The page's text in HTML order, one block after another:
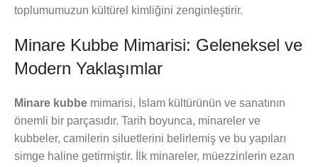
toplumumuzun kültürel kimliğini zenginleştirir.
Minare Kubbe Mimarisi: Geleneksel ve
Modern Yaklaşımlar
Minare kubbe mimarisi, İslam kültürünün ve sanatının
önemli bir parçasıdır. Tarih boyunca, minareler ve
kubbeler, camilerin siluetlerini belirlemiş ve bu yapıları
simge haline getirmiştir. İlk minareler, müezzinlerin ezan